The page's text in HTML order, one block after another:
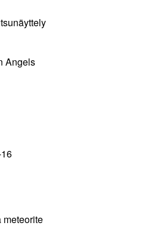
Angels
meteorite